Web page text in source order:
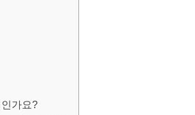
가요?